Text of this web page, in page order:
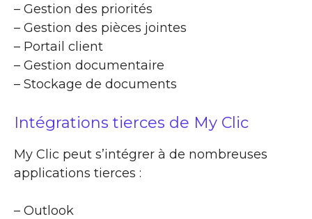
– Gestion des priorités
– Gestion des pièces jointes
– Portail client
– Gestion documentaire
– Stockage de documents
Intégrations tierces de My Clic
My Clic peut s’intégrer à de nombreuses
applications tierces :
– Outlook